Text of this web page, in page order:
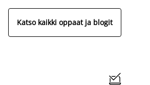
Katso kaikki oppaat ja blogit
